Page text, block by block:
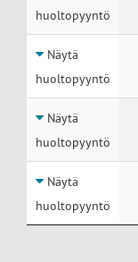
huoltopyyntö
Näytä
huoltopyyntö
Näytä
huoltopyyntö
Näytä
huoltopyyntö